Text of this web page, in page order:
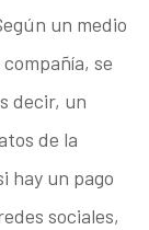
un medio
se
decir, un
de la
hay un pago
sociales,